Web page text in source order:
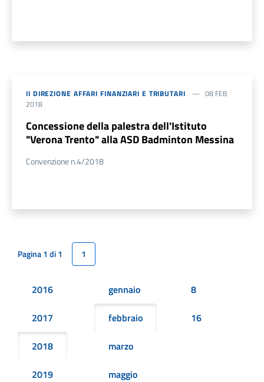
II DIREZIONE AFFARI FINANZIARI E TRIBUTARI
08 FEB
2018
Concessione della palestra dell'Istituto
"Verona Trento" alla ASD Badminton Messina
Convenzione n.4/2018
Pagina 1 di 1 1
2016
2017
2018
2019
gennaio
febbraio
marzo
maggio
8
16